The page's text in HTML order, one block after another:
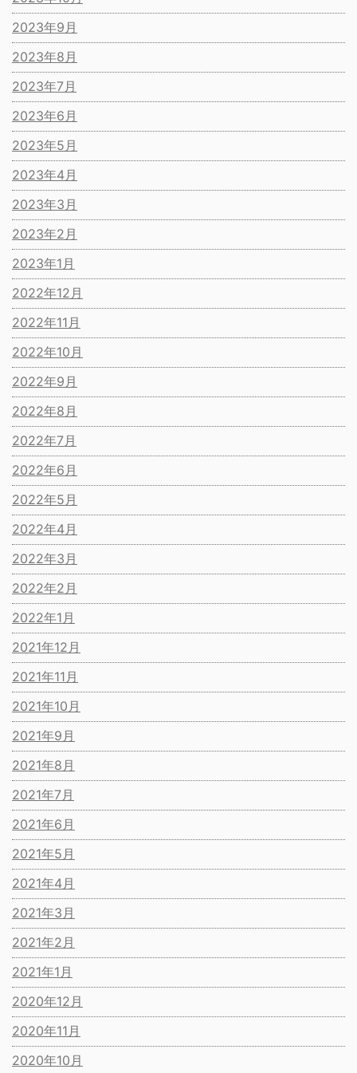
2023年9月
2023年8月
2023年7月
2023年6月
2023年5月
2023年4月
2023年3月
2023年2月
2023年1月
2022年12月
2022年11月
2022年10月
2022年9月
2022年8月
2022年7月
2022年6月
2022年5月
2022年4月
2022年3月
2022年2月
2022年1月
2021年12月
2021年11月
2021年10月
2021年9月
2021年8月
2021年7月
2021年6月
2021年5月
2021年4月
2021年3月
2021年2月
2021年1月
2020年12月
2020年11月
2020年10月